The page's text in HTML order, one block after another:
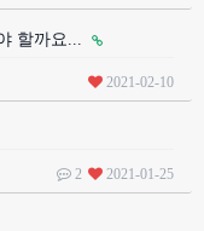
할까요...
2021-02-10
2 2021-01-25